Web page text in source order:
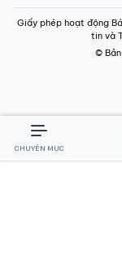
Giấy phép hoạt động
tin và
© Bản
CHUYÊN MỤC